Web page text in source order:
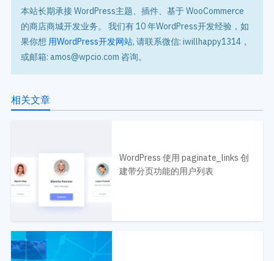
本站长期承接 WordPress主题、插件、基于 WooCommerce
的商店商城开发业务。 我们有 10 年WordPress开发经验，如
果你想 用WordPress开发网站, 请联系微信: iwillhappy1314，
或邮箱: amos@wpcio.com 咨询。
相关文章
WordPress 使用 paginate_links 创
建带分页功能的用户列表